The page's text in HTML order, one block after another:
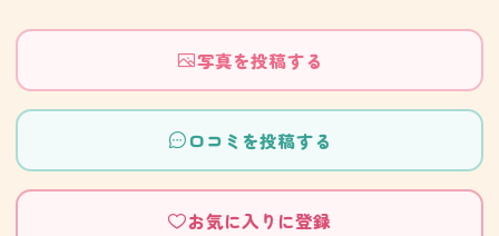
写真を投稿する
口コミを投稿する
お気に入りに登録